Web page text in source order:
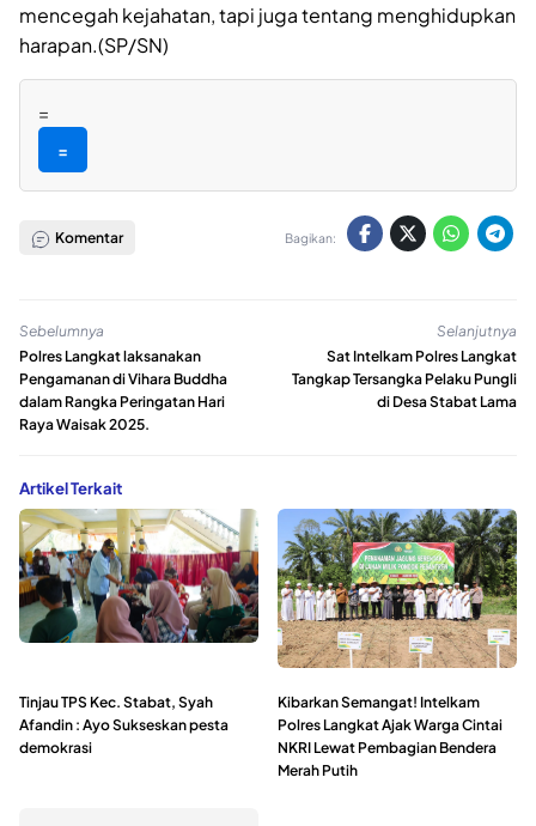
mencegah kejahatan, tapi juga tentang menghidupkan
harapan.(SP/SN)
=
=
Komentar Bagikan:
Sebelumnya
Polres Langkat laksanakan
Pengamanan di Vihara Buddha
dalam Rangka Peringatan Hari
Raya Waisak 2025.
Selanjutnya
Sat Intelkam Polres Langkat
Tangkap Tersangka Pelaku Pungli
di Desa Stabat Lama
Artikel Terkait
Tinjau TPS Kec. Stabat, Syah
Afandin : Ayo Sukseskan pesta
demokrasi
Kibarkan Semangat! Intelkam
Polres Langkat Ajak Warga Cintai
NKRI Lewat Pembagian Bendera
Merah Putih